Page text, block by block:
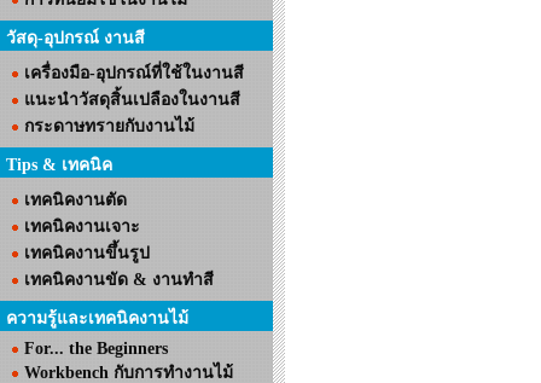
วัสดุ-อุปกรณ์ งานสี
เครื่องมือ-อุปกรณ์ที่ใช้ในงานสี
แนะนำวัสดุสิ้นเปลืองในงานสี
กระดาษทรายกับงานไม้
Tips & เทคนิค
เทคนิคงานตัด
เทคนิคงานเจาะ
เทคนิคงานขึ้นรูป
เทคนิคงานขัด & งานทำสี
ความรู้และเทคนิคงานไม้
For... the Beginners
Workbench กับการทำงานไม้